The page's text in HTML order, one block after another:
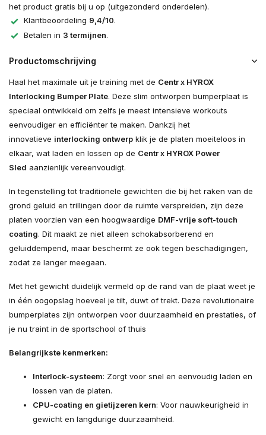
het product gratis bij u op (uitgezonderd onderdelen).
Klantbeoordeling 9,4/10.
Betalen in 3 termijnen.
Productomschrijving
Haal het maximale uit je training met de Centr x HYROX
Interlocking Bumper Plate. Deze slim ontworpen bumperplaat is
speciaal ontwikkeld om zelfs je meest intensieve workouts
eenvoudiger en efficiënter te maken. Dankzij het
innovatieve interlocking ontwerp klik je de platen moeiteloos in
elkaar, wat laden en lossen op de Centr x HYROX Power
Sled aanzienlijk vereenvoudigt.
In tegenstelling tot traditionele gewichten die bij het raken van de
grond geluid en trillingen door de ruimte verspreiden, zijn deze
platen voorzien van een hoogwaardige DMF-vrije soft-touch
coating. Dit maakt ze niet alleen schokabsorberend en
geluiddempend, maar beschermt ze ook tegen beschadigingen,
zodat ze langer meegaan.
Met het gewicht duidelijk vermeld op de rand van de plaat weet je
in één oogopslag hoeveel je tilt, duwt of trekt. Deze revolutionaire
bumperplates zijn ontworpen voor duurzaamheid en prestaties, of
je nu traint in de sportschool of thuis
Belangrijkste kenmerken:
Interlock-systeem: Zorgt voor snel en eenvoudig laden en
lossen van de platen.
CPU-coating en gietijzeren kern: Voor nauwkeurigheid in
gewicht en langdurige duurzaamheid.